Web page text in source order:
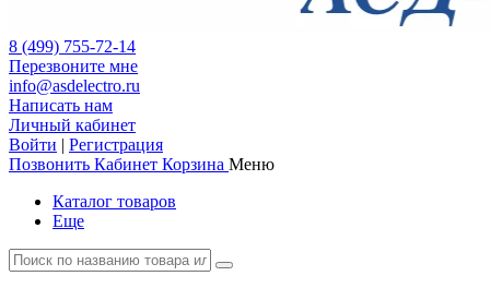
8 (499) 755-72-14
Перезвоните мне
info@asdelectro.ru
Написать нам
Личный кабинет
Войти | Регистрация
Позвонить Кабинет Корзина Меню
Каталог товаров
Еще